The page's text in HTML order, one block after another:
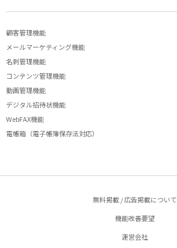
顧客管理機能
メールマーケティング機能
名刺管理機能
コンテンツ管理機能
動画管理機能
デジタル招待状機能
WebFAX機能
電帳箱（電子帳簿保存法対応）
無料掲載 / 広告掲載について
機能改善要望
運営会社